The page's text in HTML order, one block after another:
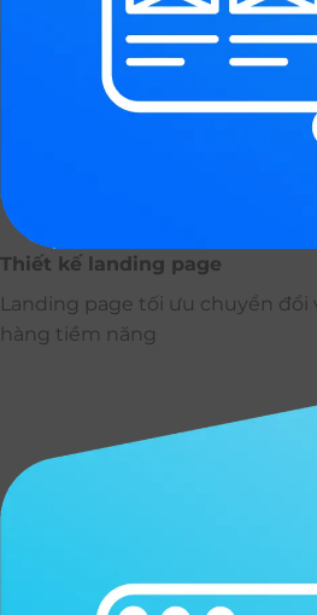
Thiết kế landing page
Landing page tối ưu chuyển đổi
hàng tiềm năng